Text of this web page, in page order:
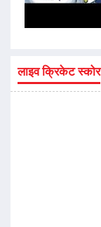
लाइव क्रिकेट स्कोर